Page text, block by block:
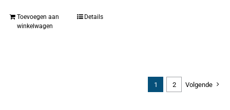
Toevoegen aan
winkelwagen
Details
1 2 Volgende